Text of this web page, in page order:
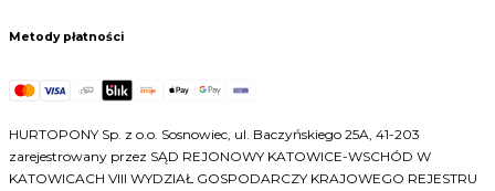
Metody płatności
HURTOPONY Sp. z o.o. Sosnowiec, ul. Baczyńskiego 25A, 41-203
zarejestrowany przez SĄD REJONOWY KATOWICE-WSCHÓD W
KATOWICACH VIII WYDZIAŁ GOSPODARCZY KRAJOWEGO REJESTRU